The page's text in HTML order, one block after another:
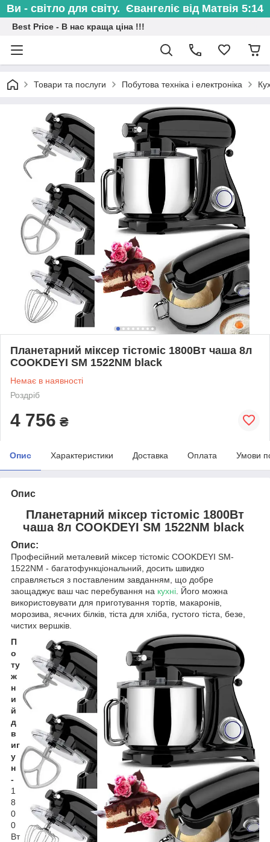
Ви - світло для світу. Євангеліє від Матвія 5:14
Best Price - В нас краща ціна !!!
Товари та послуги Побутова техніка і електроніка
Планетарний міксер тістоміс 1800Вт чаша 8л
COOKDEYI SM 1522NM black
Немає в наявності
Роздріб
4 756 ₴
Опис Характеристики Доставка Оплата Умови
Опис
Планетарний міксер тістоміс 1800Вт
чаша 8л COOKDEYI SM 1522NM black
Опис:
Професійний металевий міксер тістоміс COOKDEYI SM-
1522NM - багатофункціональний, досить швидко
справляється з поставленим завданням, що добре
заощаджує ваш час перебування на кухні . Його можна
використовувати для приготування тортів, макаронів,
морозива, яєчних білків, тіста для хліба, густого тіста, безе,
чистих вершків.
П
о
ту
ж
н
и
й
д
в
иг
у
н
-
1
8
0
0
Вт